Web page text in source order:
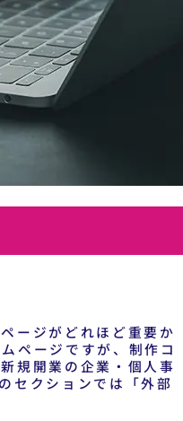
ージがどれほど重要か
ページですが、制作コ
規開業の企業・個人事
セクションでは「外部